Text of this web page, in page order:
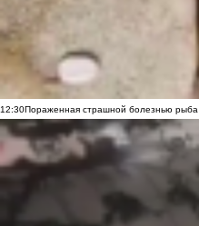
12:30Пораженная страшной болезнью рыба